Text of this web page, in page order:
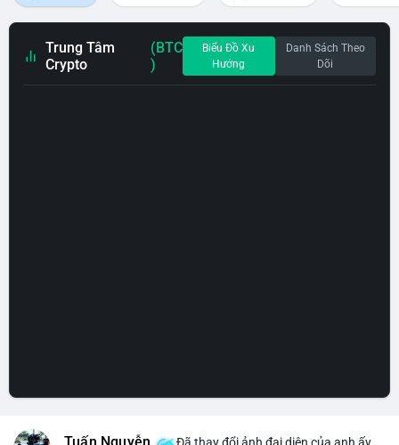
Trung Tâm
Crypto
(BTC
)
Biểu Đồ Xu
Hướng
Danh Sách Theo
Dõi